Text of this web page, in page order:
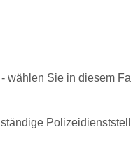
Sie in diesem